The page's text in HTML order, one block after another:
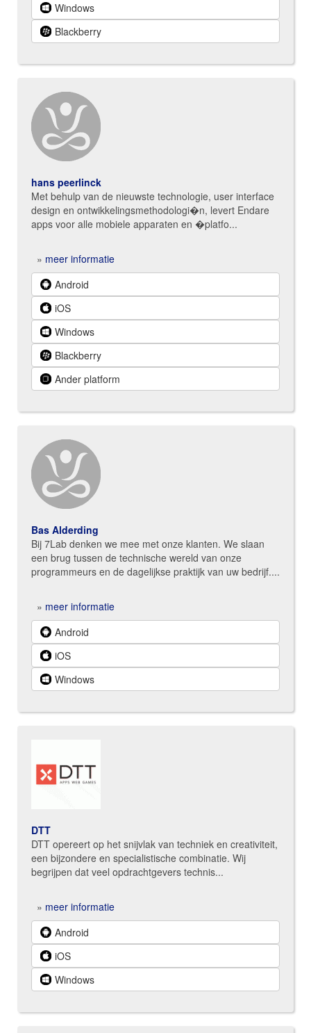
Windows
Blackberry
hans peerlinck
Met behulp van de nieuwste technologie, user interface
design en ontwikkelingsmethodologi�n, levert Endare
apps voor alle mobiele apparaten en �platfo...
» meer informatie
Android
iOS
Windows
Blackberry
Ander platform
Bas Alderding
Bij 7Lab denken we mee met onze klanten. We slaan
een brug tussen de technische wereld van onze
programmeurs en de dagelijkse praktijk van uw bedrijf....
» meer informatie
Android
iOS
Windows
DTT
DTT opereert op het snijvlak van techniek en creativiteit,
een bijzondere en specialistische combinatie. Wij
begrijpen dat veel opdrachtgevers technis...
» meer informatie
Android
iOS
Windows